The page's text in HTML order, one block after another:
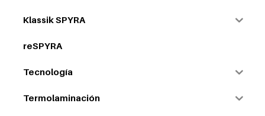
Klassik SPYRA
reSPYRA
Tecnología
Termolaminación